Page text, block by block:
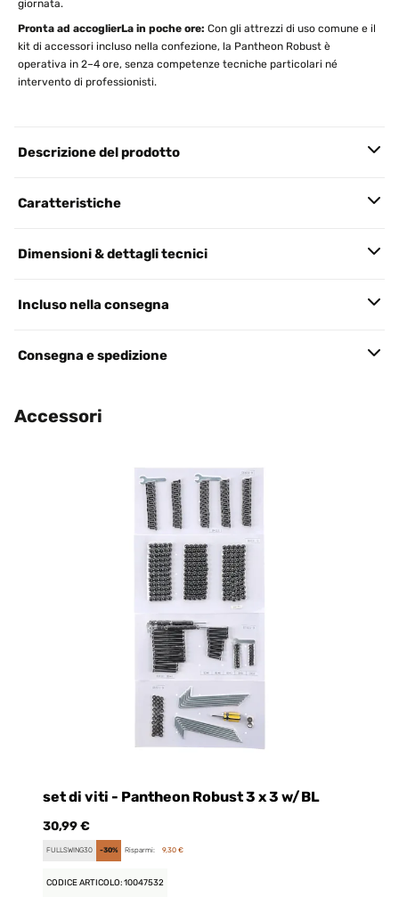
giornata.
Pronta ad accoglierLa in poche ore: Con gli attrezzi di uso comune e il
kit di accessori incluso nella confezione, la Pantheon Robust è
operativa in 2–4 ore, senza competenze tecniche particolari né
intervento di professionisti.
Descrizione del prodotto
Caratteristiche
Dimensioni & dettagli tecnici
Incluso nella consegna
Consegna e spedizione
Accessori
set di viti - Pantheon Robust 3 x 3 w/BL
30,99 €
FULLSWING30 -30% Risparmi: 9,30 €
CODICE ARTICOLO: 10047532